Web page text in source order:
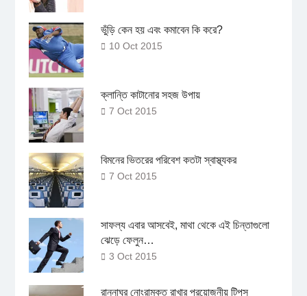
ভুঁড়ি কেন হয় এবং কমাবেন কি করে?
10 Oct 2015
ক্লান্তি কাটানোর সহজ উপায়
7 Oct 2015
বিমনের ভিতরের পরিবেশ কতটা স্বাস্থ্যকর
7 Oct 2015
সাফল্য এবার আসবেই, মাথা থেকে এই চিন্তাগুলো
ঝেড়ে ফেলুন…
3 Oct 2015
রান্নাঘর নোংরামুক্ত রাখার প্রয়োজনীয় টিপস